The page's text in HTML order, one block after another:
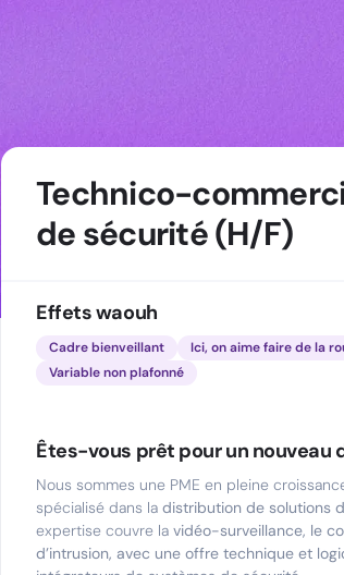
Technico-
de sécurité (H/F)
Effets waouh
Cadre bienveillant
Ici, on aime faire de la
Variable non plafonné
Êtes-vous prêt pour un nouveau
Nous sommes une PME en pleine
spécialisé dans la distribution de solutions
expertise couvre la vidéo-surveillance, le
d’intrusion, avec une offre technique et